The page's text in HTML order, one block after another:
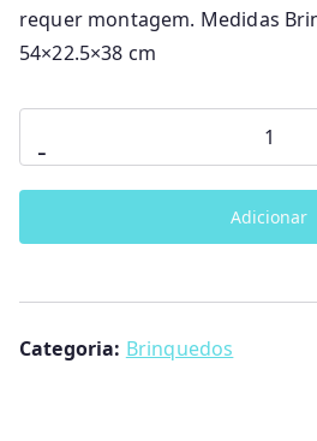
requer montagem. Medidas
54×22.5×38 cm
-
de
Andador
Adicionar
Categoria: Brinquedos